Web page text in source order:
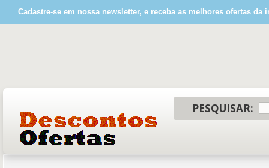
Cadastre-se em nossa newsletter, e receba as melhores ofertas da
PESQUISAR: